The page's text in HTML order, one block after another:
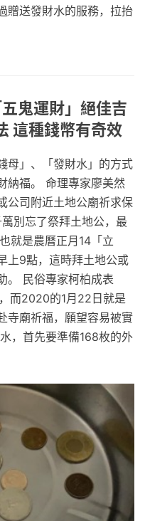
贈送發財水的服務，拉抬
鬼運財」絕佳吉
這種錢幣有奇效
母」、「發財水」的方式
納福。 命理專家廖美然
公司附近土地公廟祈求保
別忘了祭拜土地公，最
就是農曆正月14「立
上9點，這時拜土地公或
。 民俗專家柯柏成表
而2020的1月22日就是
寺廟祈福，願望容易被實
，首先要準備168枚的外